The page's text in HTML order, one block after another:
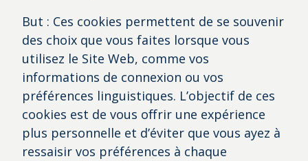
But : Ces cookies permettent de se souvenir
des choix que vous faites lorsque vous
utilisez le Site Web, comme vos
informations de connexion ou vos
préférences linguistiques. L’objectif de ces
cookies est de vous offrir une expérience
plus personnelle et d’éviter que vous ayez à
ressaisir vos préférences à chaque